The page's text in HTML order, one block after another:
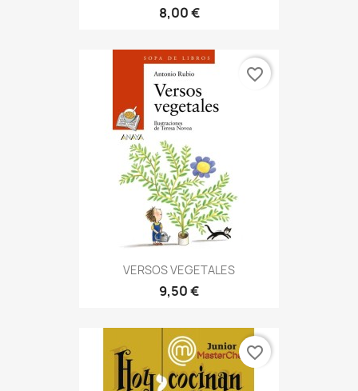
8,00 €
VERSOS VEGETALES
9,50 €
favorite_border
favorite_border